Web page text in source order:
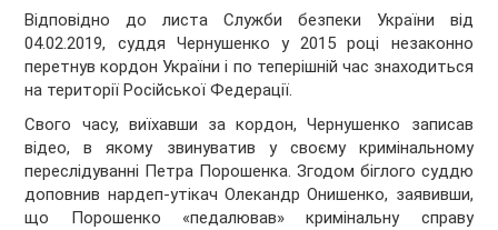
Відповідно до листа Служби безпеки України від
04.02.2019, суддя Чернушенко у 2015 році незаконно
перетнув кордон України і по теперішній час знаходиться
на території Російської Федерації.
Свого часу, виїхавши за кордон, Чернушенко записав
відео, в якому звинуватив у своєму кримінальному
переслідуванні Петра Порошенка. Згодом біглого суддю
доповнив нардеп-утікач Олекандр Онишенко, заявивши,
що Порошенко «педалював» кримінальну справу